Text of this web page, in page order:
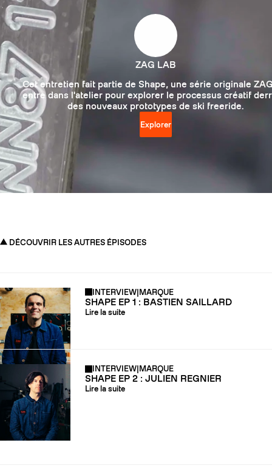
ZAG LAB
Cet entretien fait partie de Shape, une série originale
entre dans l'atelier pour explorer le processus créatif
des nouveaux prototypes de ski freeride.
Explorer
DÉCOUVRIR LES AUTRES ÉPISODES
INTERVIEW|MARQUE
SHAPE EP 1 : BASTIEN SAILLARD
Lire la suite
INTERVIEW MARQUE
SHAPE EP 2 : JULIEN REGNIER
Lire la suite